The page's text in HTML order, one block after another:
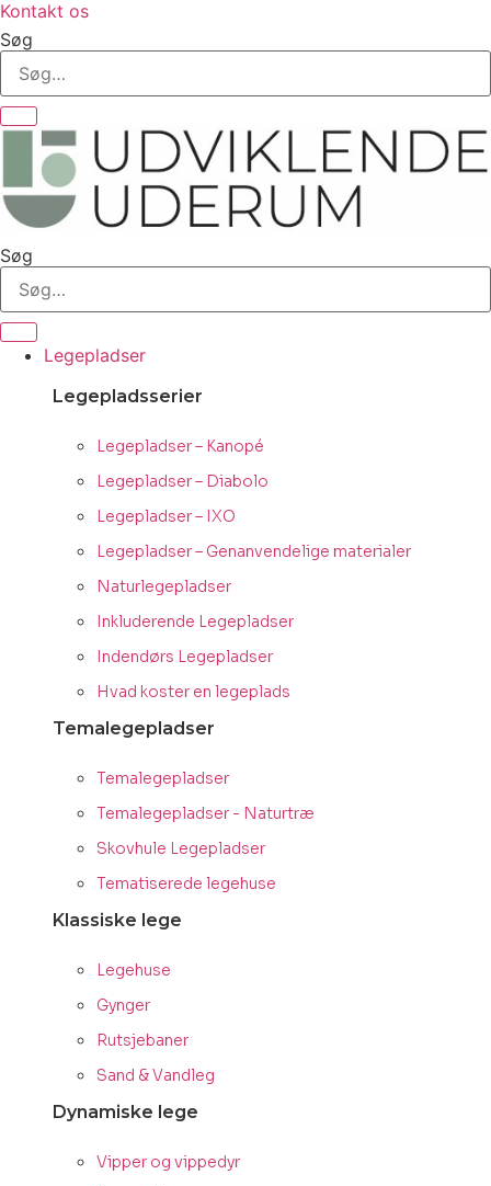
Kontakt os
Søg
Søg
Legepladser
Legepladsserier
Legepladser – Kanopé
Legepladser – Diabolo
Legepladser – IXO
Legepladser – Genanvendelige materialer
Naturlegepladser
Inkluderende Legepladser
Indendørs Legepladser
Hvad koster en legeplads
Temalegepladser
Temalegepladser
Temalegepladser - Naturtræ
Skovhule Legepladser
Tematiserede legehuse
Klassiske lege
Legehuse
Gynger
Rutsjebaner
Sand & Vandleg
Dynamiske lege
Vipper og vippedyr